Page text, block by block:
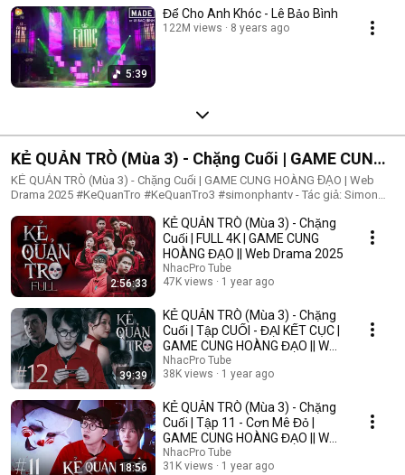
5:39
Để Cho Anh Khóc - Lê Bảo Bình
122M views 8 years ago
KẺ QUẢN TRÒ (Mùa 3) - Chặng Cuối | GAME CUNG
HOÀNG ĐẠO | Web Drama 2025
KẺ QUẢN TRÒ (Mùa 3) - Chặng Cuối | GAME CUNG HOÀNG ĐẠO | Web
Drama 2025 #KeQuanTro #KeQuanTro3 #simonphantv - Tác giả: Simon
Khánh Duy ► Một trò chơi kỳ lạ, với mức thưởng tiền tỷ. Một trò chơi
mang hơi hướng của show truyền hình thực tế, nhưng dần trở nên đen tối
hơn quà từng vòng. Ai sẽ là người chiến thắng cuối cùng?. Mục đích của
KẺ QUẢN TRÒ là gì?. Và gương mặt đằng sau chiếc mặt nạ. Tất cả sẽ tiết
lộ trong seri web drama KẺ QUẢN TRÒ (Mùa 3) Simon Phan _ Anh trai
Simon Huỳnh Nhựt _ Diễn viên Huỳnh Nhựt Bnat _ Ca sĩ Bnat Bảo Ngân _
Cô giáo Bảo Ngân Trúc _ TikToker Trúc Khánh Duy _ Nghệ sĩ Khánh Duy
Simon Phan _ Em trai Cá Hồi
2:56:33
KẺ QUẢN TRÒ (Mùa 3) - Chặng
Cuối | FULL 4K | GAME CUNG
HOÀNG ĐẠO || Web Drama 2025
NhacPro Tube
47K views
1 year ago
39:39
KẺ QUẢN TRÒ (Mùa 3) - Chặng
Cuối | Tập CUỐI - ĐẠI KẾT CỤC |
GAME CUNG HOÀNG ĐẠO || Web
Drama 2025
NhacPro Tube
38K views
1 year ago
18:56
KẺ QUẢN TRÒ (Mùa 3) - Chặng
Cuối | Tập 11 - Cơn Mê Đỏ |
GAME CUNG HOÀNG ĐẠO || Web
Drama 2025
NhacPro Tube
31K views
1 year ago